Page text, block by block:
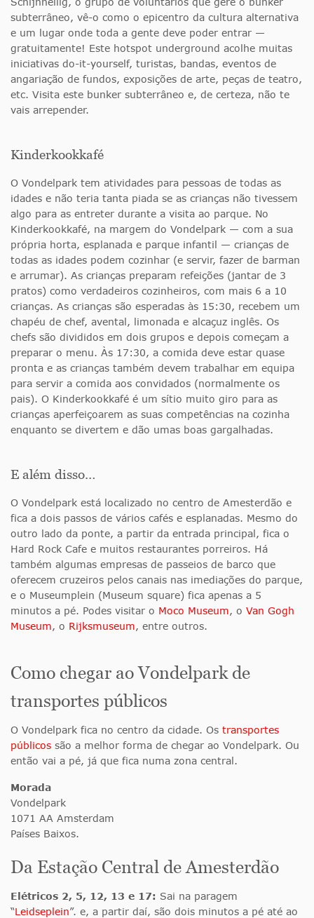
subterrâneo, vê-o como o epicentro da cultura alternativa
e um lugar onde toda a gente deve poder entrar —
gratuitamente! Este hotspot underground acolhe muitas
iniciativas do-it-yourself, turistas, bandas, eventos de
angariação de fundos, exposições de arte, peças de teatro,
etc. Visita este bunker subterrâneo e, de certeza, não te
vais arrepender.
Kinderkookkafé
O Vondelpark tem atividades para pessoas de todas as
idades e não teria tanta piada se as crianças não tivessem
algo para as entreter durante a visita ao parque. No
Kinderkookkafé, na margem do Vondelpark — com a sua
própria horta, esplanada e parque infantil — crianças de
todas as idades podem cozinhar (e servir, fazer de barman
e arrumar). As crianças preparam refeições (jantar de 3
pratos) como verdadeiros cozinheiros, com mais 6 a 10
crianças. As crianças são esperadas às 15:30, recebem um
chapéu de chef, avental, limonada e alcaçuz inglês. Os
chefs são divididos em dois grupos e depois começam a
preparar o menu. Às 17:30, a comida deve estar quase
pronta e as crianças também devem trabalhar em equipa
para servir a comida aos convidados (normalmente os
pais). O Kinderkookkafé é um sítio muito giro para as
crianças aperfeiçoarem as suas competências na cozinha
enquanto se divertem e dão umas boas gargalhadas.
E além disso…
O Vondelpark está localizado no centro de Amesterdão e
fica a dois passos de vários cafés e esplanadas. Mesmo do
outro lado da ponte, a partir da entrada principal, fica o
Hard Rock Cafe e muitos restaurantes porreiros. Há
também algumas empresas de passeios de barco que
oferecem cruzeiros pelos canais nas imediações do parque,
e o Museumplein (Museum square) fica apenas a 5
minutos a pé. Podes visitar o Moco Museum, o Van Gogh
Museum, o Rijksmuseum, entre outros.
Como chegar ao Vondelpark de
transportes públicos
O Vondelpark fica no centro da cidade. Os transportes
públicos são a melhor forma de chegar ao Vondelpark. Ou
então vai a pé, já que fica numa zona central.
Morada
Vondelpark
1071 AA Amsterdam
Países Baixos.
Da Estação Central de Amesterdão
Elétricos 2, 5, 12, 13 e 17: Sai na paragem
“Leidseplein”. e, a partir daí, são dois minutos a pé até ao